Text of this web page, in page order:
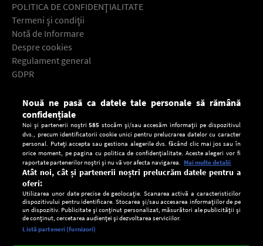
POLITICA DE CONFIDENŢIALITATE
Termeni şi condiţii
Notă de Informare
Despre cookies
Regulament general
GDPR
Descarcă gratuit aplicaţia Europa FM pentru smartphone:
Setări:
Nouă ne pasă ca datele tale personale să rămână
confidențiale
Noi și partenerii noștri585 stocăm și/sau accesăm informații pe dispozitivul
dvs., precum identificatorii cookie unici pentru prelucrarea datelor cu caracter
personal. Puteți accepta sau gestiona alegerile dvs. făcând clic mai jos sau în
orice moment, pe pagina cu politica de confidențialitate. Aceste alegeri vor fi
raportate partenerilor noștri și nu vă vor afecta navigarea. Mai multe detalii
Atât noi, cât și partenerii noștri prelucrăm datele pentru a
oferi:
Utilizarea unor date precise de geolocație. Scanarea activă a caracteristicilor
dispozitivului pentru identificare. Stocarea și/sau accesarea informațiilor de pe
un dispozitiv. Publicitate și conținut personalizat, măsurători ale publicității și
de conținut, cercetarea audienței și dezvoltarea serviciilor.
Listă parteneri (furnizori)